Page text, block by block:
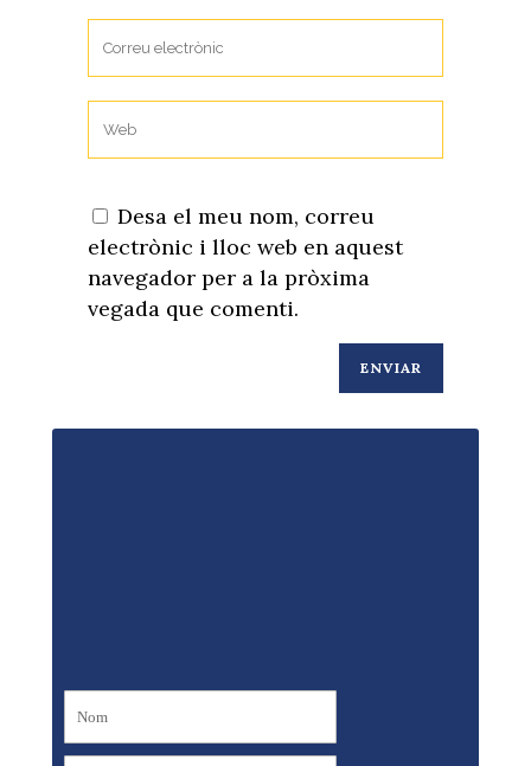
Desa el meu nom, correu
electrònic i lloc web en aquest
navegador per a la pròxima
vegada que comenti.